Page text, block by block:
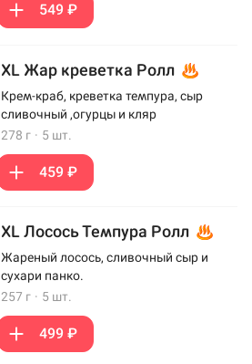
549 ₽
XL Жар креветка Ролл
Крем-краб, креветка темпура, сыр
сливочный ,огурцы и кляр
278 г · 5 шт.
459 ₽
XL Лосось Темпура Ролл
Жареный лосось, сливочный сыр и
сухари панко.
257 г · 5 шт.
499 ₽